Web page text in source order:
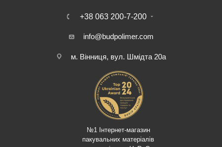
+38 063 200-7-200
info@budpolimer.com
м. Вінниця, вул. Шмідта 20а
№1 Інтернет-магазин
пакувальних матеріалів